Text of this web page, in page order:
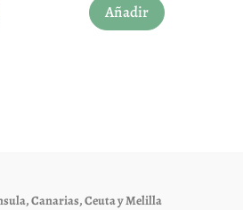
Añadir
producto
Canarias, Ceuta y Melilla